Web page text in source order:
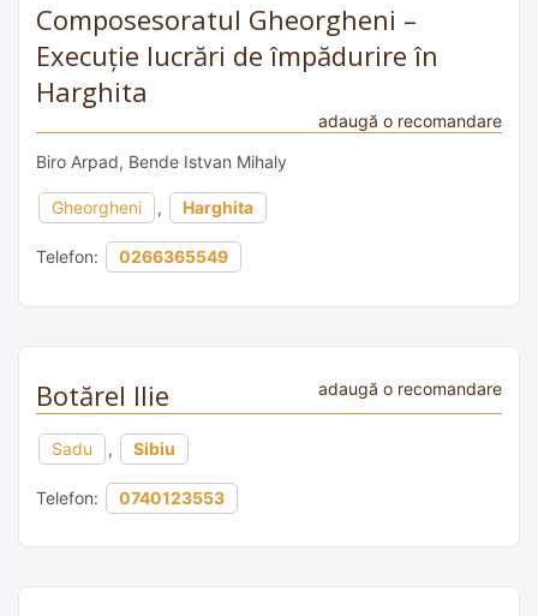
Composesoratul Gheorgheni –
Execuție lucrări de împădurire în
Harghita
adaugă o recomandare
Biro Arpad, Bende Istvan Mihaly
Gheorgheni , Harghita
Telefon: 0266365549
Botărel Ilie adaugă o recomandare
Sadu , Sibiu
Telefon: 0740123553